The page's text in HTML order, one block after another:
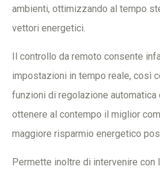
ambienti, ottimizzando al tempo
vettori energetici.
Il controllo da remoto consente
impostazioni in tempo reale, così
funzioni di regolazione automatica
ottenere al contempo il miglior
maggiore risparmio energetico
Permette inoltre di intervenire con